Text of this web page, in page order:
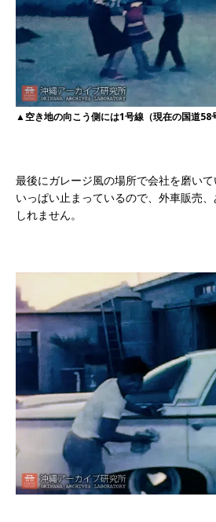
▲空き地の向こう側には1号線（現在の国道58
最後にガレージ風の場所で会社を磨い
いっぱい止まっているので、外車販売
しれません。